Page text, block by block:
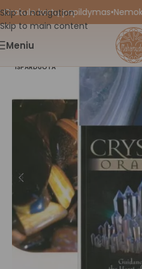
Skip to navigation
Skip to main content
kortų papildymas•
Meniu
IŠPARDUOTA